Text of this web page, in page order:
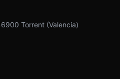
Torrent (Valencia)